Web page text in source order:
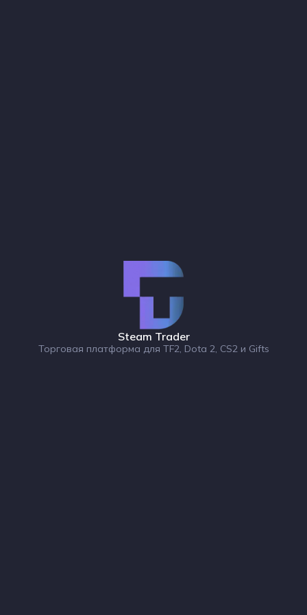
Steam Trader
Торговая платформа для TF2, Dota 2, CS2 и Gifts